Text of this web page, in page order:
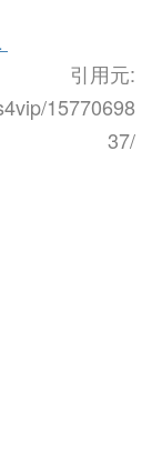
引用元:
15770698
37/